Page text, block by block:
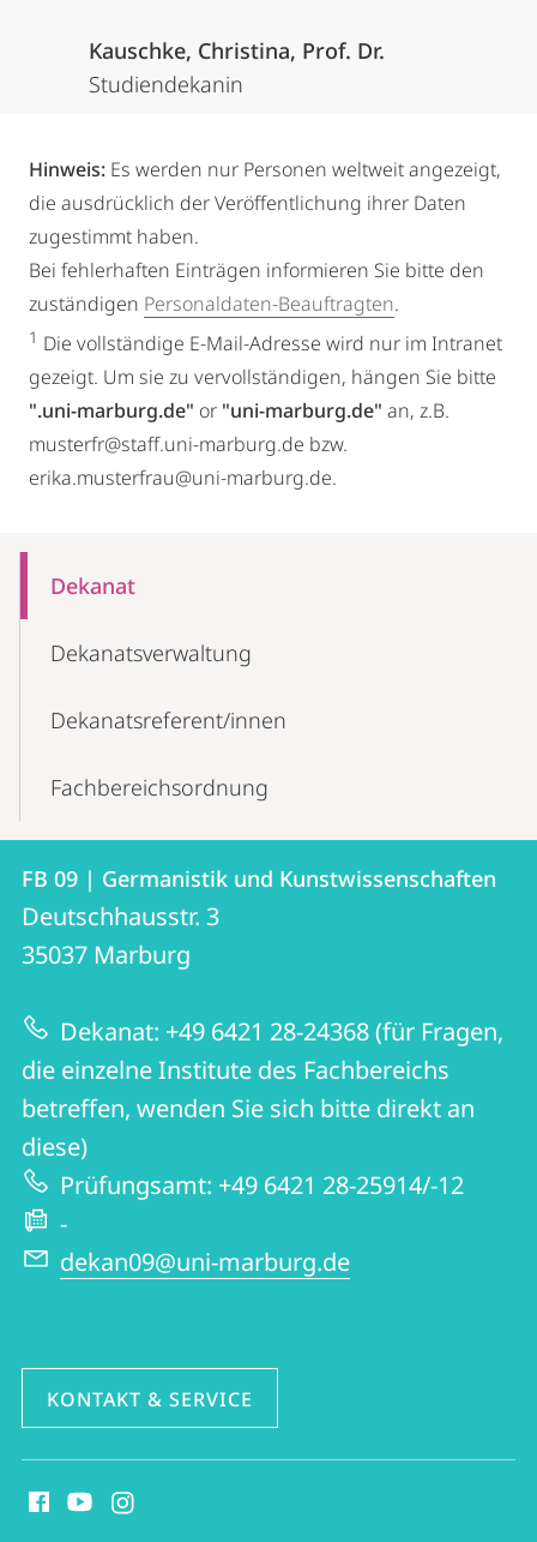
Kauschke, Christina, Prof. Dr.
Studiendekanin
Hinweis: Es werden nur Personen weltweit angezeigt,
die ausdrücklich der Veröffentlichung ihrer Daten
zugestimmt haben.
Bei fehlerhaften Einträgen informieren Sie bitte den
zuständigen Personaldaten-Beauftragten.
1 Die vollständige E-Mail-Adresse wird nur im Intranet
gezeigt. Um sie zu vervollständigen, hängen Sie bitte
".uni-marburg.de" or "uni-marburg.de" an, z.B.
musterfr@staff.uni-marburg.de bzw.
erika.musterfrau@uni-marburg.de.
NavigationDekanat
Dekanatsverwaltung
Dekanatsreferent/innen
Fachbereichsordnung
Kontakt
und
Informationen
zur
Website
Kontaktinformationen
FB
09
Germanistik
und
Kunstwissenschaften
FB 09 | Germanistik und Kunstwissenschaften
Deutschhausstr. 3
35037 Marburg
Dekanat: +49 6421 28-24368 (für Fragen,
die einzelne Institute des Fachbereichs
betreffen, wenden Sie sich bitte direkt an
diese)
Prüfungsamt: +49 6421 28-25914/-12
-
dekan09@uni-marburg.de
KONTAKT & SERVICE
Media